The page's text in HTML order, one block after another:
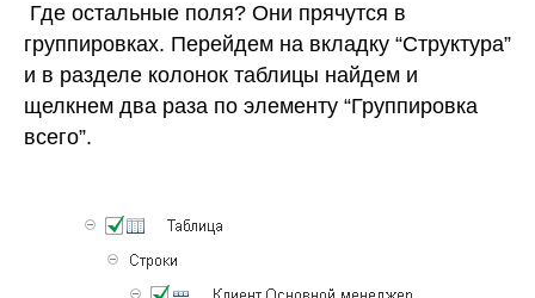
Где остальные поля? Они прячутся в
группировках. Перейдем на вкладку “Структура”
и в разделе колонок таблицы найдем и
щелкнем два раза по элементу “Группировка
всего”.